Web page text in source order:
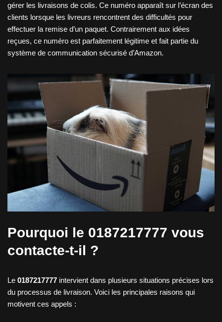
gérer les livraisons de colis. Ce numéro apparaît sur l’écran des
clients lorsque les livreurs rencontrent des difficultés pour
effectuer la remise d’un paquet. Contrairement aux idées
reçues, ce numéro est parfaitement légitime et fait partie du
système de communication sécurisé d’Amazon.
Pourquoi le 0187217777 vous
contacte-t-il ?
Le 0187217777 intervient dans plusieurs situations précises lors
du processus de livraison. Voici les principales raisons qui
motivent ces appels :